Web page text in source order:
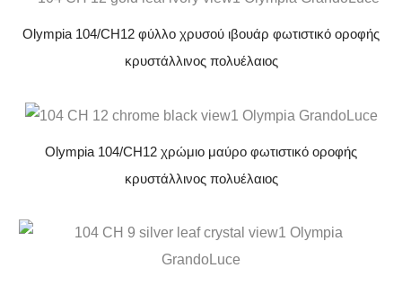
Olympia 104/CH12 φύλλο χρυσού ιβουάρ φωτιστικό οροφής
κρυστάλλινος πολυέλαιος
Olympia 104/CH12 χρώμιο μαύρο φωτιστικό οροφής
κρυστάλλινος πολυέλαιος